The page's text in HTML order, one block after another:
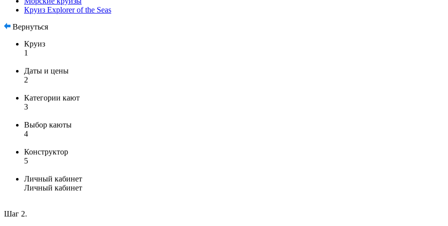
Круиз Explorer of the Seas
Вернуться
Круиз
1
Даты и цены
2
Категории кают
3
Выбор каюты
4
Конструктор
5
Личный кабинет
Личный кабинет
Шаг 2.